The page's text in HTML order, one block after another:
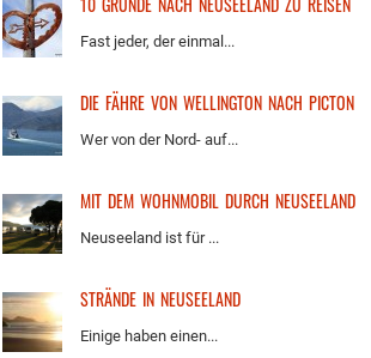
Fast jeder, der einmal...
DIE FÄHRE VON WELLINGTON NACH PICTON
Wer von der Nord- auf...
MIT DEM WOHNMOBIL DURCH NEUSEELAND
Neuseeland ist für ...
STRÄNDE IN NEUSEELAND
Einige haben einen...